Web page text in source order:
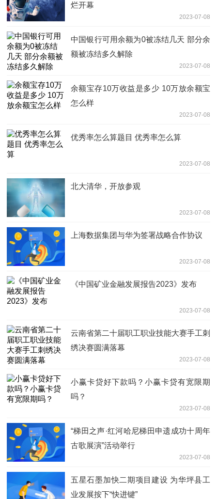
烂开幕
2023-07-08
中国银行可用余额为0被冻结几天 部分余
额被冻结多久解除
2023-07-08
余额宝存10万收益是多少 10万放余额宝
怎么样
2023-07-08
优秀率怎么算题目 优秀率怎么算
2023-07-08
北大清华，开放参观
2023-07-08
上海数据集团与华为签署战略合作协议
2023-07-08
《中国矿业金融发展报告2023》发布
2023-07-08
云南省第二十届职工职业技能大赛手工刺
绣决赛圆满落幕
2023-07-08
小赢卡贷好下款吗？小赢卡贷有宽限期
吗？
2023-07-08
“梯田之声·红河哈尼梯田申遗成功十周年
古歌展演”活动举行
2023-07-08
五星石墨加快二期项目建设 为华坪县工
业发展按下“快进键”